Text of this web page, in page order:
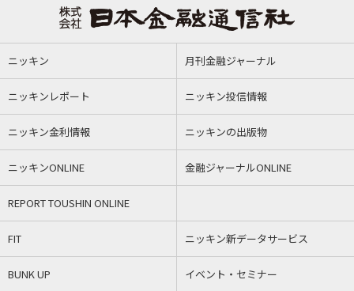
ニッキン 月刊金融ジャーナル
ニッキンレポート ニッキン投信情報
ニッキン金利情報 ニッキンの出版物
ニッキンONLINE 金融ジャーナルONLINE
REPORT TOUSHIN ONLINE
FIT ニッキン新データサービス
BUNK UP イベント・セミナー